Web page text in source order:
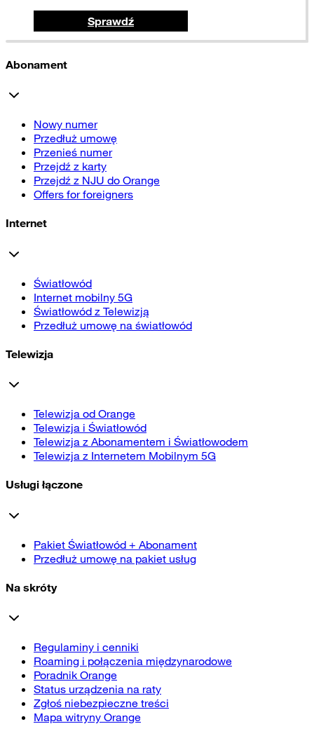
Sprawdź
Abonament
Nowy numer
Przedłuż umowę
Przenieś numer
Przejdź z karty
Przejdź z NJU do Orange
Offers for foreigners
Internet
Światłowód
Internet mobilny 5G
Światłowód z Telewizją
Przedłuż umowę na światłowód
Telewizja
Telewizja od Orange
Telewizja i Światłowód
Telewizja z Abonamentem i Światłowodem
Telewizja z Internetem Mobilnym 5G
Usługi łączone
Pakiet Światłowód + Abonament
Przedłuż umowę na pakiet usług
Na skróty
Regulaminy i cenniki
Roaming i połączenia międzynarodowe
Poradnik Orange
Status urządzenia na raty
Zgłoś niebezpieczne treści
Mapa witryny Orange